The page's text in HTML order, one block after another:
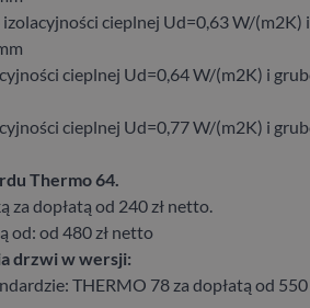
cieplnej Ud=0,63 W/(m2K) i
cieplnej Ud=0,64 W/(m2K) i
cieplnej Ud=0,77 W/(m2K) i
Thermo 64.
za dopłatą od 240 zł netto.
od: od 480 zł netto
drzwi w wersji:
THERMO 78 za dopłatą od 550